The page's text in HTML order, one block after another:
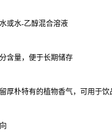
或水-乙醇混合溶液
含量，便于长期储存
厚朴特有的植物香气，可用于饮